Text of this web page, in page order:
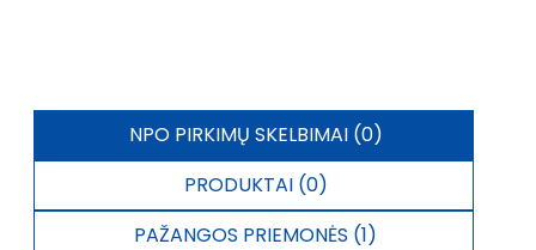
NPO PIRKIMŲ SKELBIMAI (0)
PRODUKTAI (0)
PAŽANGOS PRIEMONĖS (1)